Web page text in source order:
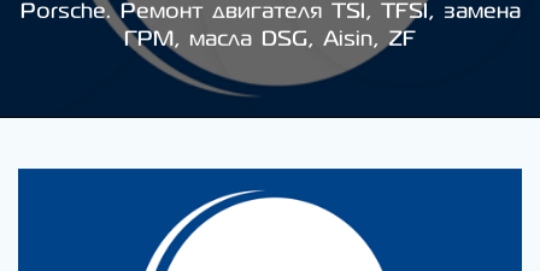
Porsche. Ремонт двигателя TSI, TFSI, замена
ГРМ, масла DSG, Aisin, ZF